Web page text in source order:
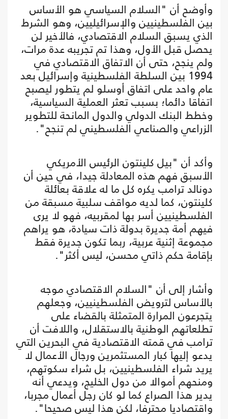
وأوضح أن "السلام السياسي هو الأساس
بين الفلسطينيين والإسرائيليين، وهو الشرط
الذي يسبق السلام الاقتصادي، فالأخير لن
يحصل قبل الأول، وهذا تم تجريبه عدة مرات،
ولم ينجح، حتى أن الاتفاق الاقتصادي في
1994 بين السلطة الفلسطينية وإسرائيل بعد
عام واحد على اتفاق أوسلو لم يتطور ليصبح
اتفاقا دائما؛ بسبب تعثر العملية السياسية،
وخطط البنك الدولي والدول المانحة للتطوير
الزراعي والصناعي الفلسطيني لم تنجح".
وأكد أن "بيل كلينتون الرئيس الأمريكي
الأسبق فهم هذه المعادلة جيدا، في حين أن
دونالد ترامب يكره كل ما له علاقة بعائلة
كلينتون، كما لديه مواقف سلبية مسبقة من
الفلسطينيين أسر بها لمقربيه، فهو لا يرى
فيهم أمة جديرة بدولة ذات سيادة، هو يراهم
مجموعة إثنية عربية، ربما تكون جديرة فقط
بإقامة حكم ذاتي محسن، ليس أكثر".
وأشار إلى أن "السلام الاقتصادي موجه
بالأساس لترويض الفلسطينيين، وجعلهم
يتجرعون المرارة المتمثلة بالقضاء على
تطلعاتهم الوطنية بالاستقلال، واللافت أن
ترامب في قمته الاقتصادية في البحرين التي
يدعو إليها كبار المستثمرين ورجال الأعمال لا
يريد شراء الفلسطينيين، بل شراء سكوتهم،
ومنحهم أموالا من دول الخليج، ويدعي أنه
يدير هذا الصراع كما لو كان رجل أعمال مجربا،
واقتصاديا محترفا، لكن هذا ليس صحيحا".